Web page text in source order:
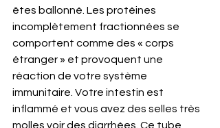
êtes ballonné. Les protéines
incomplètement fractionnées se
comportent comme des « corps
étranger » et provoquent une
réaction de votre système
immunitaire. Votre intestin est
inflammé et vous avez des selles très
molles voir des diarrhées. Ce tube